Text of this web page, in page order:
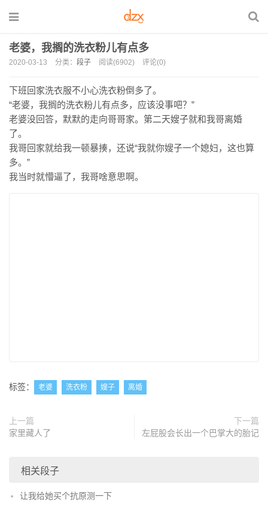
老婆，我搁的洗衣粉儿有点多
2020-03-13 分类： 段子 阅读(6902) 评论(0)
下班回家洗衣服不小心洗衣粉倒多了。
“老婆，我搁的洗衣粉儿有点多，应该没事吧？”
老婆没回答，默默的走向哥哥家。第二天嫂子就和我哥离婚
了。
我哥回家就给我一顿暴揍，还说“我就你嫂子一个媳妇，这也算
多。”
我当时就懵逼了，我哥啥意思啊。
标签： 老婆 洗衣粉 嫂子 离婚
上一篇
家里藏人了
下一篇
左屁股会长出一个巴掌大的胎记
相关段子
让我给她买个抗原测一下